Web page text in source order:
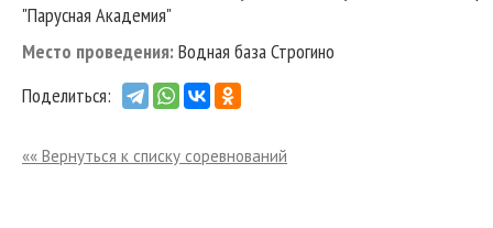
"Парусная Академия"
Место проведения:Водная база Строгино
Поделиться:
«« Вернуться к списку соревнований